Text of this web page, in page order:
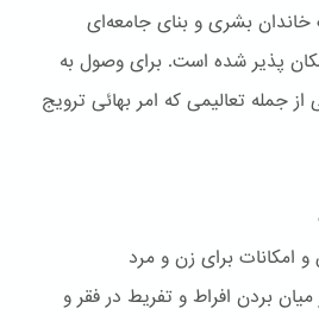
بشری و بنای جامعه‌ای
پذیر شده است. برای وصول به
جمله تعالیمی که امر بهائی ترویج
برای زن و مرد
بردن افراط و تفریط در فقر و